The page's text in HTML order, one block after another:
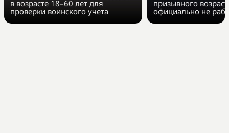
в возрасте 18–60 лет для
проверки воинского учета
призывного
официально не